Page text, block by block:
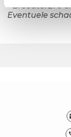
- Breedte: 270
Eventuele